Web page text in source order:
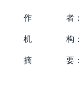
作 者：
机
构：
摘
要：